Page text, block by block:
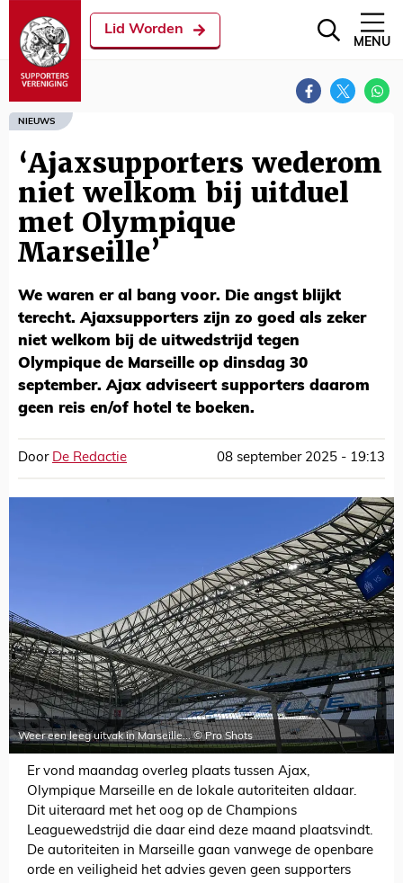
Lid Worden
MENU
NIEUWS
‘Ajaxsupporters wederom
niet welkom bij uitduel
met Olympique
Marseille’
We waren er al bang voor. Die angst blijkt
terecht. Ajaxsupporters zijn zo goed als zeker
niet welkom bij de uitwedstrijd tegen
Olympique de Marseille op dinsdag 30
september. Ajax adviseert supporters daarom
geen reis en/of hotel te boeken.
Door De Redactie 08 september 2025 - 19:13
Weer een leeg uitvak in Marseille... © Pro Shots
Er vond maandag overleg plaats tussen Ajax,
Olympique Marseille en de lokale autoriteiten aldaar.
Dit uiteraard met het oog op de Champions
Leaguewedstrijd die daar eind deze maand plaatsvindt.
De autoriteiten in Marseille gaan vanwege de openbare
orde en veiligheid het advies geven geen supporters